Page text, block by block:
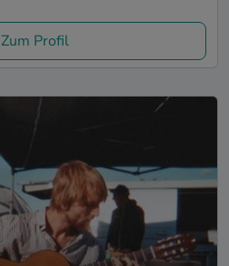
Zum Profil